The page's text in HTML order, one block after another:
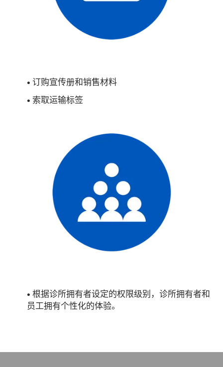
• 订购宣传册和销售材料
• 索取运输标签
• 根据诊所拥有者设定的权限级别，诊所拥有者和
员工拥有个性化的体验。